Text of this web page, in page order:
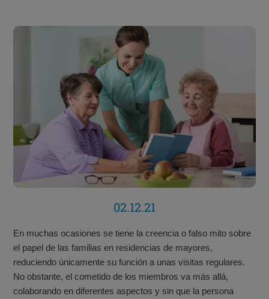
02.12.21
En muchas ocasiones se tiene la creencia o falso mito sobre
el papel de las familias en residencias de mayores,
reduciendo únicamente su función a unas visitas regulares.
No obstante, el cometido de los miembros va más allá,
colaborando en diferentes aspectos y sin que la persona